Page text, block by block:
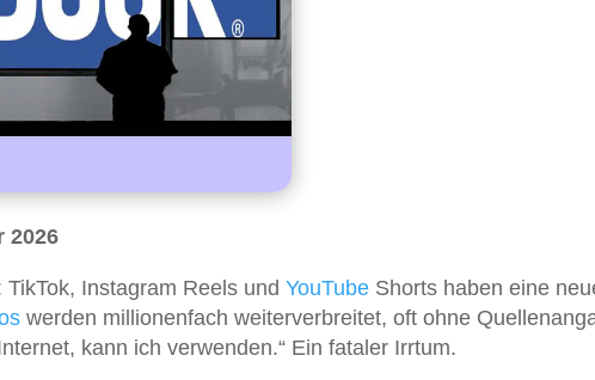
2026
Instagram Reels und YouTube Shorts haben eine
werden millionenfach weiterverbreitet, oft ohne
kann ich verwenden.“ Ein fataler Irrtum.